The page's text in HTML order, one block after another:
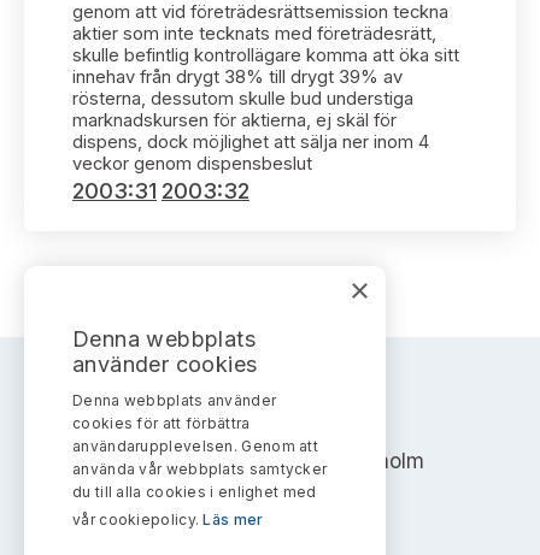
Ledamöter
Huvudmän
Verksamhetsberättelser
Sök uttalanden
Avgifter
Prenumerera
Bildarkiv
Kontakt administrativa ärenden
genom att vid företrädesrättsemission teckna
aktier som inte tecknats med företrädesrätt,
skulle befintlig kontrollägare komma att öka sitt
innehav från drygt 38% till drygt 39% av
rösterna, dessutom skulle bud understiga
marknadskursen för aktierna, ej skäl för
dispens, dock möjlighet att sälja ner inom 4
veckor genom dispensbeslut
2003:31 2003:32
AKTIEMARKNADSNÄMNDEN
Address: Box 7354, 103 90 Stockholm
info@aktiemarknadsnamnden.se
×
Denna webbplats
använder cookies
Denna webbplats använder
cookies för att förbättra
användarupplevelsen. Genom att
använda vår webbplats samtycker
du till alla cookies i enlighet med
vår cookiepolicy.Läs mer